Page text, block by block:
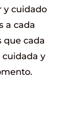
y cuidado
a cada
que cada
cuidada y